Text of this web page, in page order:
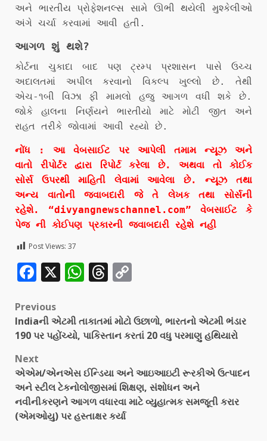
અને ભારતીય પ્રોફેશનલ્સ સામે ઊભી થયેલી મુશ્કેલીઓ
અંગે ચર્ચા કરવામાં આવી હતી.
આગળ શું થશે?
કોર્ટના ચુકાદા બાદ પણ ટ્રમ્પ પ્રશાસન પાસે ઉચ્ચ
અદાલતમાં અપીલ કરવાનો વિકલ્પ ખુલ્લો છે. તેથી
એચ-૧બી વિઝા ફી મામલો હજુ આગળ વધી શકે છે.
જોકે હાલના નિર્ણયને ભારતીયો માટે મોટી જીત અને
રાહત તરીકે જોવામાં આવી રહ્યો છે.
નોંધ : આ વેબસાઈટ પર આપેલી તમામ ન્યૂઝ અને
વાતો રીપોર્ટર દ્વારા રિપોર્ટ કરેલા છે. અથવા તો કોઈક
સોર્સ ઉપરથી માહિતી લેવામાં આવેલા છે. ન્યૂઝ તથા
અન્ય વાતોની જવાબદારી જે તે લેખક તથા સોર્સની
રહેશે. “divyangnewschannel.com” વેબસાઈટ કે
પેજ ની કોઈપણ પ્રકારની જવાબદારી રહેશે નહી
Post Views: 37
Facebook
X WhatsApp
Threads
Previous
Indiaની એટમી તાકાતમાં મોટો ઉછાળો, ભારતનો એટમી ભંડાર
190 પર પહોંચ્યો, પાકિસ્તાન કરતાં 20 વધુ પરમાણુ હથિયારો
Next
એએમ/એનએસ ઈન્ડિયા અને આઇઆઇટી રૂરકીએ ઉત્પાદન
અને સ્ટીલ ટેકનોલોજીસમાં શિક્ષણ, સંશોધન અને
નવીનીકરણને આગળ વધારવા માટે વ્યુહાત્મક સમજૂતી કરાર
(એમઓયુ) પર હસ્તાક્ષર કર્યા